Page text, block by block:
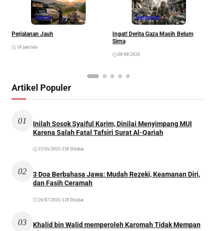
Opinion
Perjalanan Jauh
16 jam lalu
Internasional
Ingat! Derita Gaza Masih Belum
Sirna
08/08/2026
Artikel Populer
01
Inilah Sosok Syaiful Karim, Dinilai Menyimpang MUI
Karena Salah Fatal Tafsiri Surat Al-Qariah
22/05/2025 •230 Dilihat
02
3 Doa Berbahasa Jawa: Mudah Rezeki, Keamanan Diri,
dan Fasih Ceramah
26/07/2025 •128 Dilihat
03
Khalid bin Walid memperoleh Karomah Tidak Mempan